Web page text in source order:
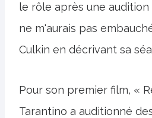
le rôle après une audition
ne m'aurais pas
Culkin en décrivant sa
Pour son premier film, «
Tarantino a auditionné